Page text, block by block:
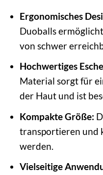
Ergonomisches
Duoballs
von schwer
Hochwertiges
Material sorgt für
der Haut und ist
Kompakte Größe:
transportieren und
werden.
Vielseitige